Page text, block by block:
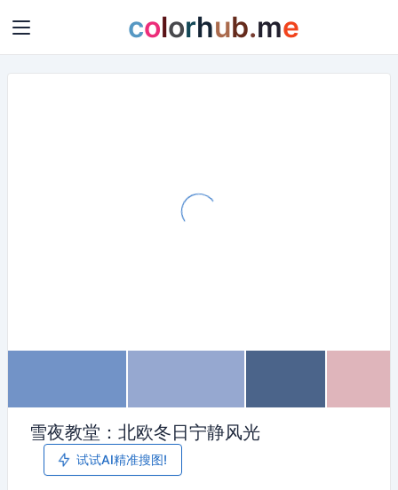
colorhub.me
雪夜教堂：北欧冬日宁静风光
试试AI精准搜图!